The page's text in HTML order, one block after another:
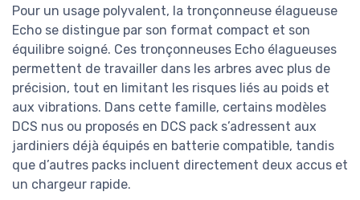
Pour un usage polyvalent, la tronçonneuse élagueuse
Echo se distingue par son format compact et son
équilibre soigné. Ces tronçonneuses Echo élagueuses
permettent de travailler dans les arbres avec plus de
précision, tout en limitant les risques liés au poids et
aux vibrations. Dans cette famille, certains modèles
DCS nus ou proposés en DCS pack s’adressent aux
jardiniers déjà équipés en batterie compatible, tandis
que d’autres packs incluent directement deux accus et
un chargeur rapide.